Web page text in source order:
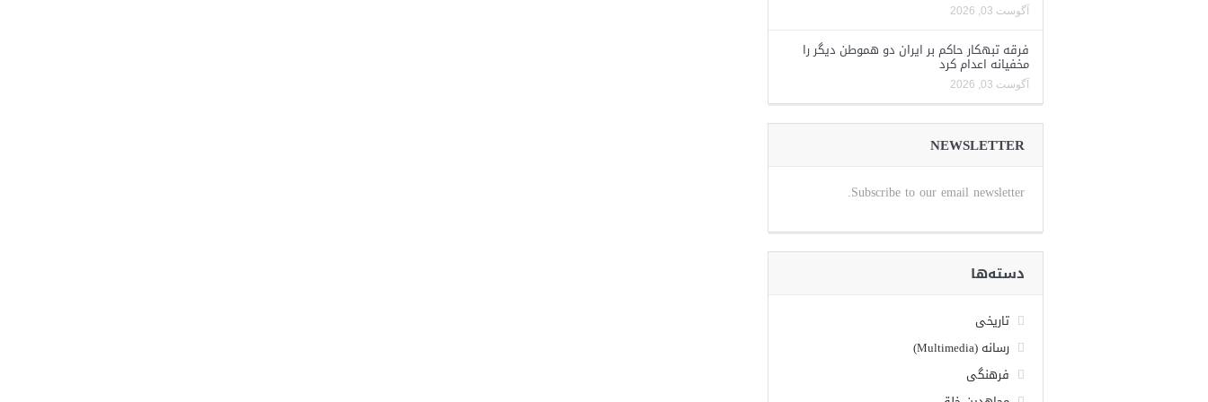
آگوست 03, 2026
فرقه تبهکار حاکم بر ایران دو هموطن دیگر را
مخفیانه اعدام کرد
آگوست 03, 2026
NEWSLETTER
Subscribe to our email newsletter.
دسته‌ها
تاریخی
رسانه (Multimedia)
فرهنگی